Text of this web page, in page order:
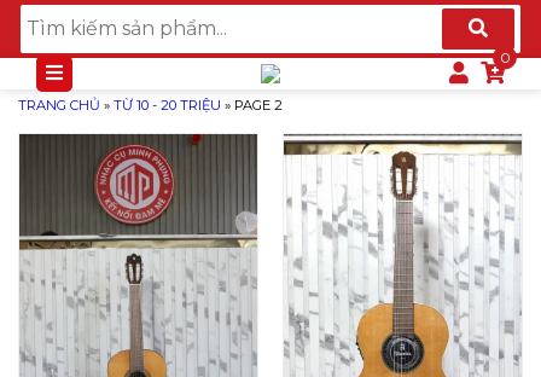
TRANG CHỦ » TỪ 10 - 20 TRIỆU » PAGE 2